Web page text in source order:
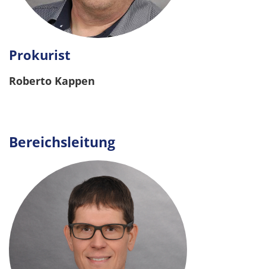
Prokurist
Roberto Kappen
Bereichsleitung